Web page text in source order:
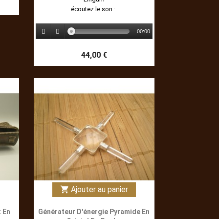
écoutez le son :
00:00
44,00 €
shopping_cart Ajouter au panier
Générateur D'énergie Pyramide En